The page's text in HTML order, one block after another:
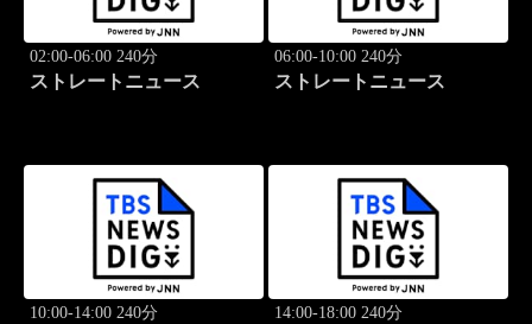
02:00-06:00 240分
ストレートニュース
06:00-10:00 240分
ストレートニュース
10:00-14:00 240分 14:00-18:00 240分